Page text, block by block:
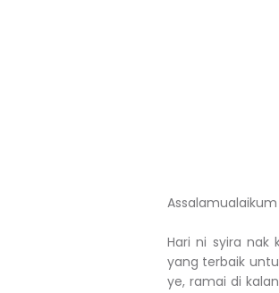
Hari ni syira nak
yang terbaik
ye, ramai di